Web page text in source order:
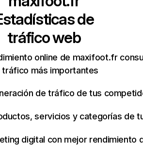
de
tráfico web
online de maxifoot.fr
tráfico más importantes
de tráfico de tus
servicios y categorías de
digital con mejor rendimiento